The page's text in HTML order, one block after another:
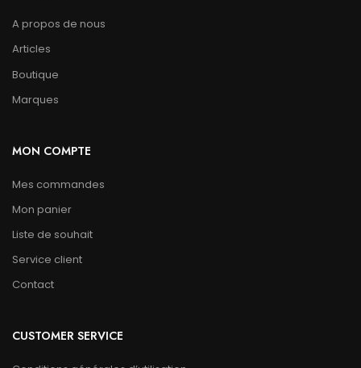
A propos de nous
Articles
Boutique
Marques
MON COMPTE
Mes commandes
Mon panier
Liste de souhait
Service client
Contact
CUSTOMER SERVICE